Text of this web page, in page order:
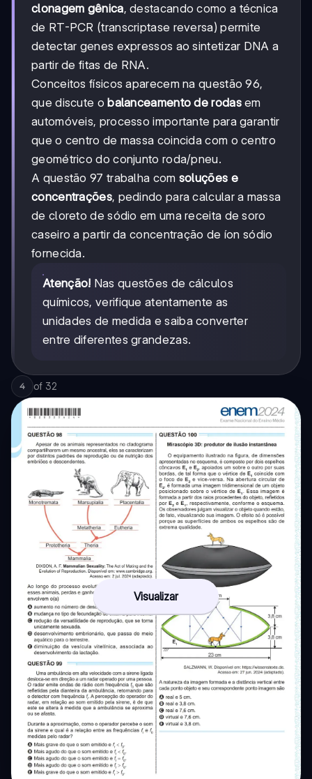
clonagem gênica, destacando como a técnica
de RT-PCR (transcriptase reversa) permite
detectar genes expressos ao sintetizar DNA a
partir de fitas de RNA.
Conceitos físicos aparecem na questão 96,
que discute obalanceamento de rodasem
automóveis, processo importante para garantir
que o centro de massa coincida com o centro
geométrico do conjunto roda/pneu.
A questão 97 trabalha com soluções e
concentrações, pedindo para calcular a massa
de cloreto de sódio em uma receita de soro
caseiro a partir da concentração de íon sódio
fornecida.
Atenção! Nas questões de cálculos
químicos, verifique atentamente as
unidades de medida e saiba converter
entre diferentes grandezas.
4 of 32
Visualizar